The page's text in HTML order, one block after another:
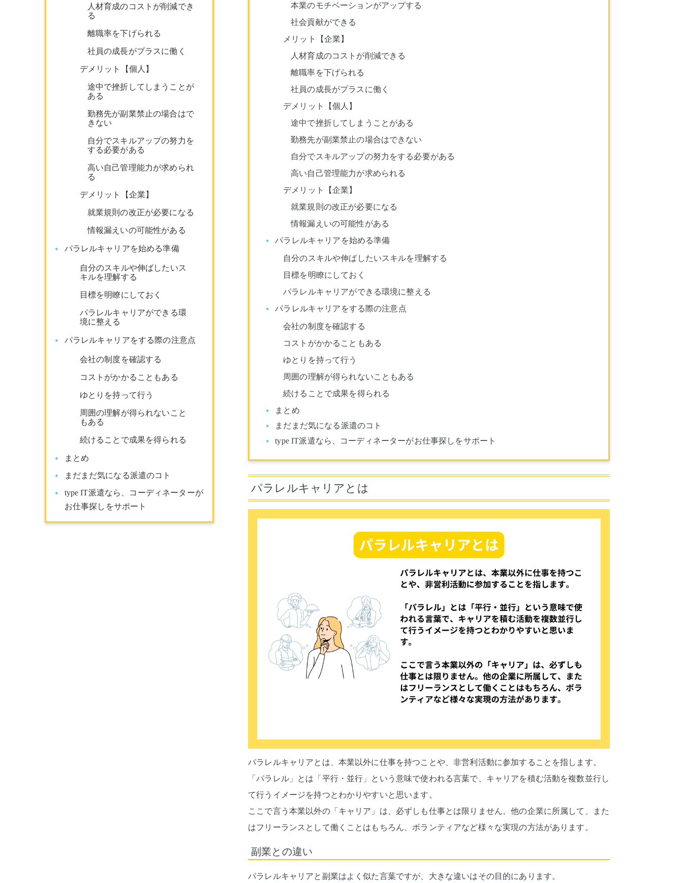
人材育成のコストが削減でき
る
離職率を下げられる
社員の成長がプラスに働く
デメリット【個人】
途中で挫折してしまうことが
ある
勤務先が副業禁止の場合はで
きない
自分でスキルアップの努力を
する必要がある
高い自己管理能力が求められ
る
デメリット【企業】
就業規則の改正が必要になる
情報漏えいの可能性がある
パラレルキャリアを始める準備
自分のスキルや伸ばしたいス
キルを理解する
目標を明瞭にしておく
パラレルキャリアができる環
境に整える
パラレルキャリアをする際の注意点
会社の制度を確認する
コストがかかることもある
ゆとりを持って行う
周囲の理解が得られないこと
もある
続けることで成果を得られる
まとめ
まだまだ気になる派遣のコト
type IT派遣なら、コーディネーターが
お仕事探しをサポート
本業のモチベーションがアップする
社会貢献ができる
メリット【企業】
人材育成のコストが削減できる
離職率を下げられる
社員の成長がプラスに働く
デメリット【個人】
途中で挫折してしまうことがある
勤務先が副業禁止の場合はできない
自分でスキルアップの努力をする必要がある
高い自己管理能力が求められる
デメリット【企業】
就業規則の改正が必要になる
情報漏えいの可能性がある
パラレルキャリアを始める準備
自分のスキルや伸ばしたいスキルを理解する
目標を明瞭にしておく
パラレルキャリアができる環境に整える
パラレルキャリアをする際の注意点
会社の制度を確認する
コストがかかることもある
ゆとりを持って行う
周囲の理解が得られないこともある
続けることで成果を得られる
まとめ
まだまだ気になる派遣のコト
type IT派遣なら、コーディネーターがお仕事探しをサポート
パラレルキャリアとは
パラレルキャリアとは、本業以外に仕事を持つことや、非営利活動に参加することを指します。
「パラレル」とは「平行・並行」という意味で使われる言葉で、キャリアを積む活動を複数並行し
て行うイメージを持つとわかりやすいと思います。
ここで言う本業以外の「キャリア」は、必ずしも仕事とは限りません。他の企業に所属して、また
はフリーランスとして働くことはもちろん、ボランティアなど様々な実現の方法があります。
副業との違い
パラレルキャリアと副業はよく似た言葉ですが、大きな違いはその目的にあります。